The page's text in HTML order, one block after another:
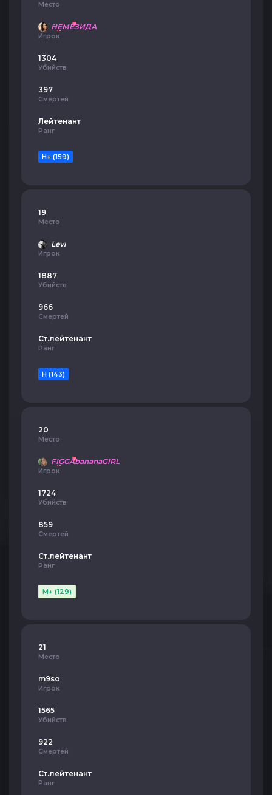
Место
НЕМЕЗИДА
Игрок
1304
Убийств
397
Смертей
Лейтенант
Ранг
H+ (159)
19
Место
Levi
Игрок
1887
Убийств
966
Смертей
Ст.лейтенант
Ранг
H (143)
20
Место
FIGGAbananaGIRL
Игрок
1724
Убийств
859
Смертей
Ст.лейтенант
Ранг
M+ (129)
21
Место
m9so
Игрок
1565
Убийств
922
Смертей
Ст.лейтенант
Ранг